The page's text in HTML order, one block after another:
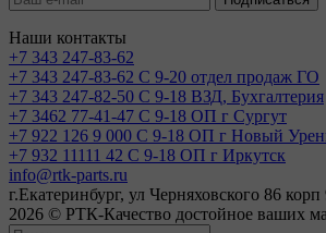
Наши контакты
+7 343 247-83-62
+7 343 247-83-62 С 9-20 отдел продаж ГО
+7 343 247-82-50 С 9-18 ВЗД, Бухгалтерия
+7 3462 77-41-47 С 9-18 ОП г Сургут
+7 922 126 9 000 С 9-18 ОП г Новый
+7 932 11111 42 С 9-18 ОП г Иркутск
info@rtk-parts.ru
г.Екатеринбург, ул Черняховского 86 корп
2026 © РТК-Качество достойное ваших